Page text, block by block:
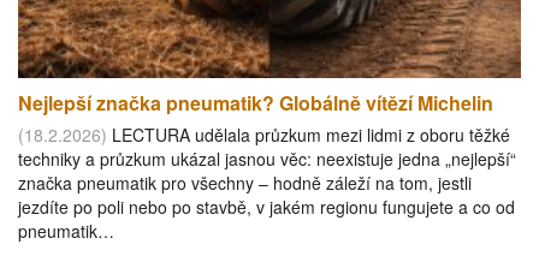
Nejlepší značka pneumatik? Globálně vítězí Michelin
(18.2.2026) LECTURA udělala průzkum mezi lidmi z oboru těžké
techniky a průzkum ukázal jasnou věc: neexistuje jedna „nejlepší“
značka pneumatik pro všechny – hodně záleží na tom, jestli
jezdíte po poli nebo po stavbě, v jakém regionu fungujete a co od
pneumatik…